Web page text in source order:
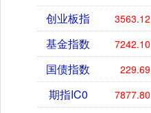
创业板指 3563.12
基金指数 7242.10
国债指数 229.69
期指IC0 7877.80